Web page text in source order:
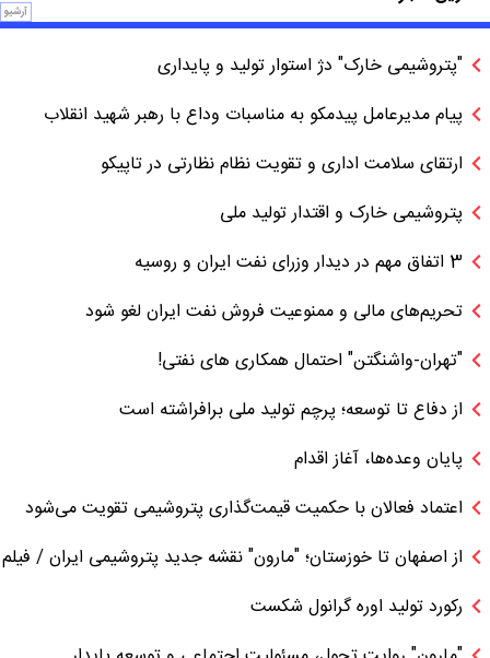
آرشیو
"پتروشیمی خارک" دژ استوار تولید و پایداری
پیام مدیرعامل پیدمکو به مناسبات وداع با رهبر شهید انقلاب
ارتقای سلامت اداری و تقویت نظام نظارتی در تاپیکو
پتروشیمی خارک و اقتدار تولید ملی
3 اتفاق مهم در دیدار وزرای نفت ایران و روسیه
تحریم‌های مالی و ممنوعیت فروش نفت ایران لغو شود
"تهران-واشنگتن" احتمال همکاری های نفتی!
از دفاع تا توسعه؛ پرچم تولید ملی برافراشته است
پایان وعده‌ها، آغاز اقدام
اعتماد فعالان با حکمیت قیمت‌گذاری پتروشیمی تقویت می‌شود
از اصفهان تا خوزستان؛ "مارون" نقشه جدید پتروشیمی ایران / فیلم
رکورد تولید اوره گرانول شکست